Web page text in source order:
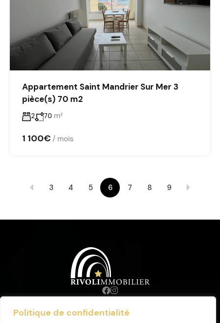
Politique de confidentialité
Appartement Saint Mandrier Sur Mer 3
pièce(s) 70 m2
2 70 m²
1 100€ / mois
3 4 5 6 7 8 9